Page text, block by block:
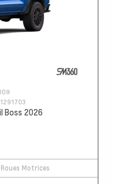
Boss 2026
Motrices